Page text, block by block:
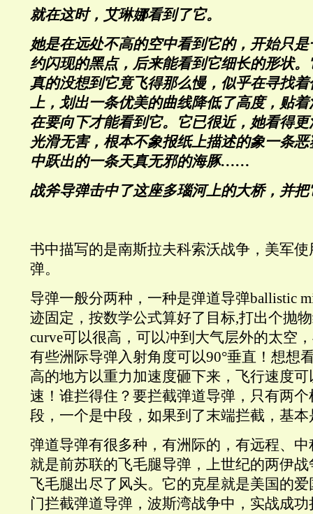
就在这时，艾琳娜看到了它。
她是在远处不高的空中看到它的，开始只
约闪现的黑点，后来能看到它细长的形状
真的没想到它竟飞得那么慢，似乎在寻找
上，划出一条优美的曲线降低了高度，贴
在要向下才能看到它。它已很近，她看得
光滑无害，根本不象报纸上描述的象一条
中跃出的一条天真无邪的海豚……
战斧导弹击中了这座多瑙河上的大桥，并
书中描写的是南斯拉夫科索沃战争，美军
弹。
导弹一般分两种，一种是弹道导弹ballistic
迹固定，按数学公式算好了目标,打出个抛
curve可以很高，可以冲到大气层外的太空
有些洲际导弹入射角度可以90°垂直！想想
高的地方以重力加速度砸下来，飞行速度
速！谁拦得住？要拦截弹道导弹，只有两
段，一个是中段，如果到了末端拦截，基
弹道导弹有很多种，有洲际的，有远程、
就是前苏联的飞毛腿导弹，上世纪的两伊
飞毛腿出尽了风头。它的克星就是美国的
门拦截弹道导弹，波斯湾战争中，实战成